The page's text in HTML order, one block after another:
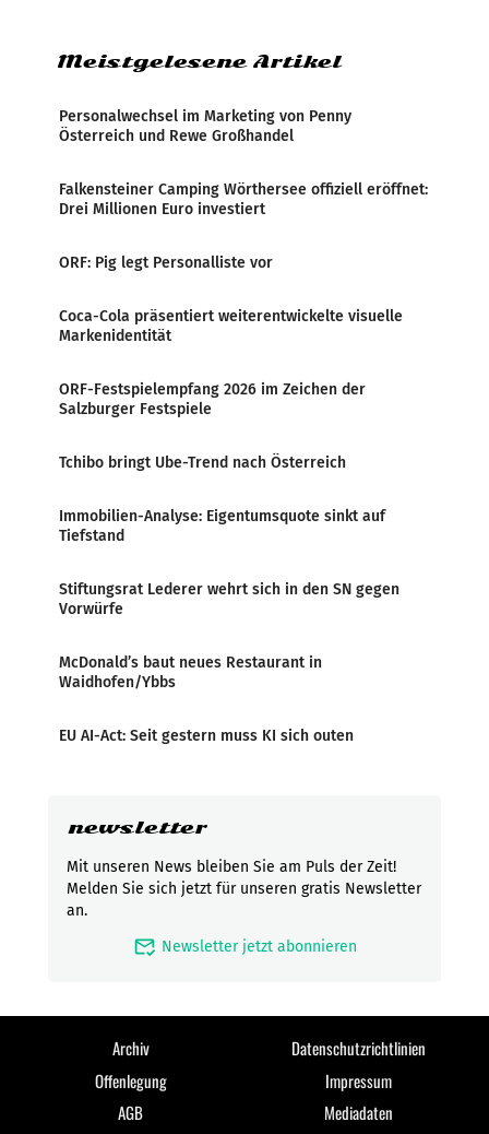
Meistgelesene Artikel
Personalwechsel im Marketing von Penny
Österreich und Rewe Großhandel
Falkensteiner Camping Wörthersee offiziell eröffnet:
Drei Millionen Euro investiert
ORF: Pig legt Personalliste vor
Coca-Cola präsentiert weiterentwickelte visuelle
Markenidentität
ORF-Festspielempfang 2026 im Zeichen der
Salzburger Festspiele
Tchibo bringt Ube-Trend nach Österreich
Immobilien-Analyse: Eigentumsquote sinkt auf
Tiefstand
Stiftungsrat Lederer wehrt sich in den SN gegen
Vorwürfe
McDonald’s baut neues Restaurant in
Waidhofen/Ybbs
EU AI-Act: Seit gestern muss KI sich outen
newsletter
Mit unseren News bleiben Sie am Puls der Zeit!
Melden Sie sich jetzt für unseren gratis Newsletter
an.
mark_email_read Newsletter jetzt abonnieren
Archiv
Datenschutzrichtlinien
Offenlegung
Impressum
AGB
Mediadaten